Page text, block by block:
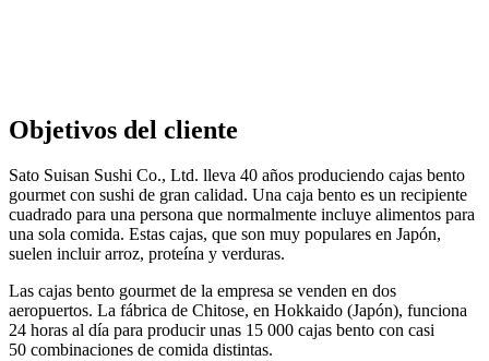
Objetivos del cliente
Sato Suisan Sushi Co., Ltd. lleva 40 años produciendo cajas bento
gourmet con sushi de gran calidad. Una caja bento es un recipiente
cuadrado para una persona que normalmente incluye alimentos para
una sola comida. Estas cajas, que son muy populares en Japón,
suelen incluir arroz, proteína y verduras.
Las cajas bento gourmet de la empresa se venden en dos
aeropuertos. La fábrica de Chitose, en Hokkaido (Japón), funciona
24 horas al día para producir unas 15 000 cajas bento con casi
50 combinaciones de comida distintas.